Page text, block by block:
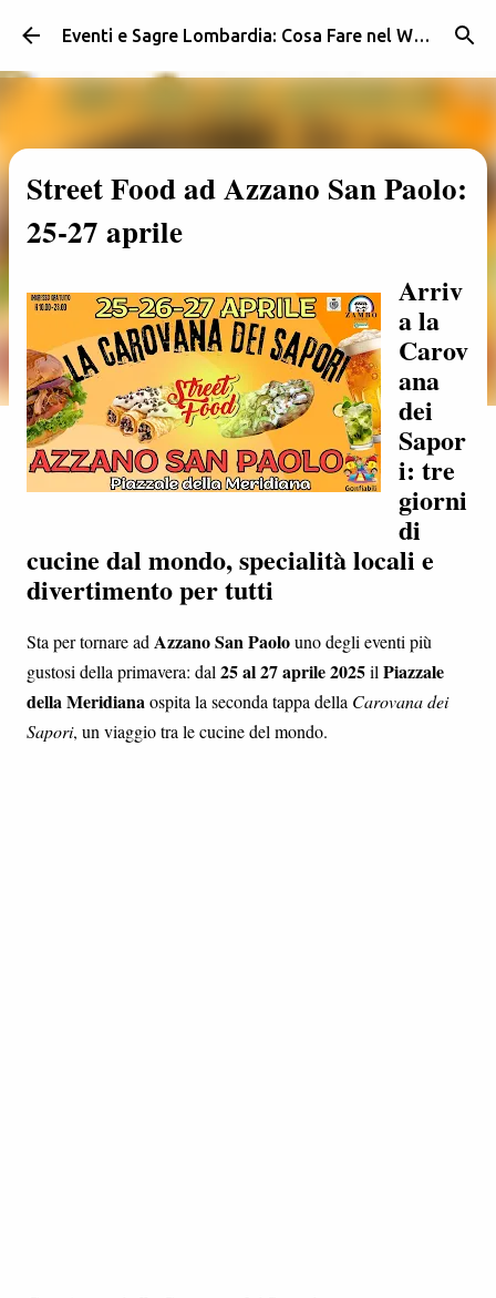
Passa ai contenuti principali Eventi e Sagre Lombardia: Cosa Fare nel Weekend | Weekendidea
Street Food ad Azzano San Paolo:
25-27 aprile
Arriv
a la
Carov
ana
dei
Sapor
i: tre
giorni
di
cucine dal mondo, specialità locali e
divertimento per tutti
Sta per tornare ad Azzano San Paolouno degli eventi più
gustosi della primavera: dal 25 al 27 aprile 2025il Piazzale
della Meridianaospita la seconda tappa della Carovana dei
Sapori, un viaggio tra le cucine del mondo.